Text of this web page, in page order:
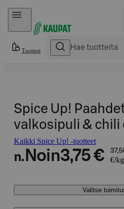
Hyppää sisältöön
Tuotteet
Spice Up!
valkosipuli & chili
Kaikki Spice Up! -tuotteet
n. Noin3,75 €
€/kg
Valitse